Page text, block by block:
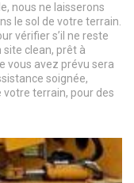
nous ne laisserons
le sol de votre terrain.
vérifier s’il ne reste
site clean, prêt à
vous avez prévu sera
soignée,
terrain, pour des